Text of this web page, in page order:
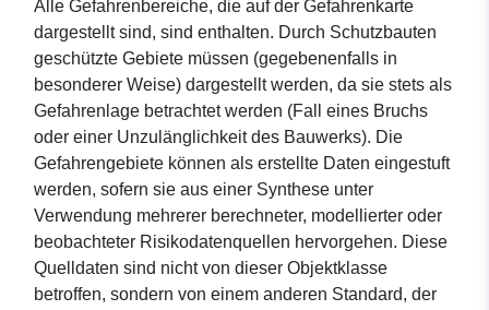
Alle Gefahrenbereiche, die auf der Gefahrenkarte
dargestellt sind, sind enthalten. Durch Schutzbauten
geschützte Gebiete müssen (gegebenenfalls in
besonderer Weise) dargestellt werden, da sie stets als
Gefahrenlage betrachtet werden (Fall eines Bruchs
oder einer Unzulänglichkeit des Bauwerks). Die
Gefahrengebiete können als erstellte Daten eingestuft
werden, sofern sie aus einer Synthese unter
Verwendung mehrerer berechneter, modellierter oder
beobachteter Risikodatenquellen hervorgehen. Diese
Quelldaten sind nicht von dieser Objektklasse
betroffen, sondern von einem anderen Standard, der